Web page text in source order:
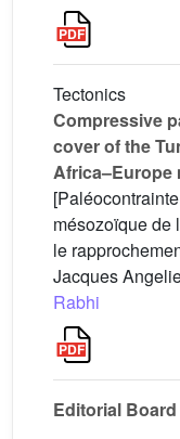
Tectonics
Compressive
cover of the
Africa–Europe
mésozoïque de
le
Jacques
Rabhi
Editorial